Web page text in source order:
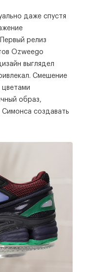
даже спустя
релиз
Ozweego
выглядел
Смешение
образ,
создавать